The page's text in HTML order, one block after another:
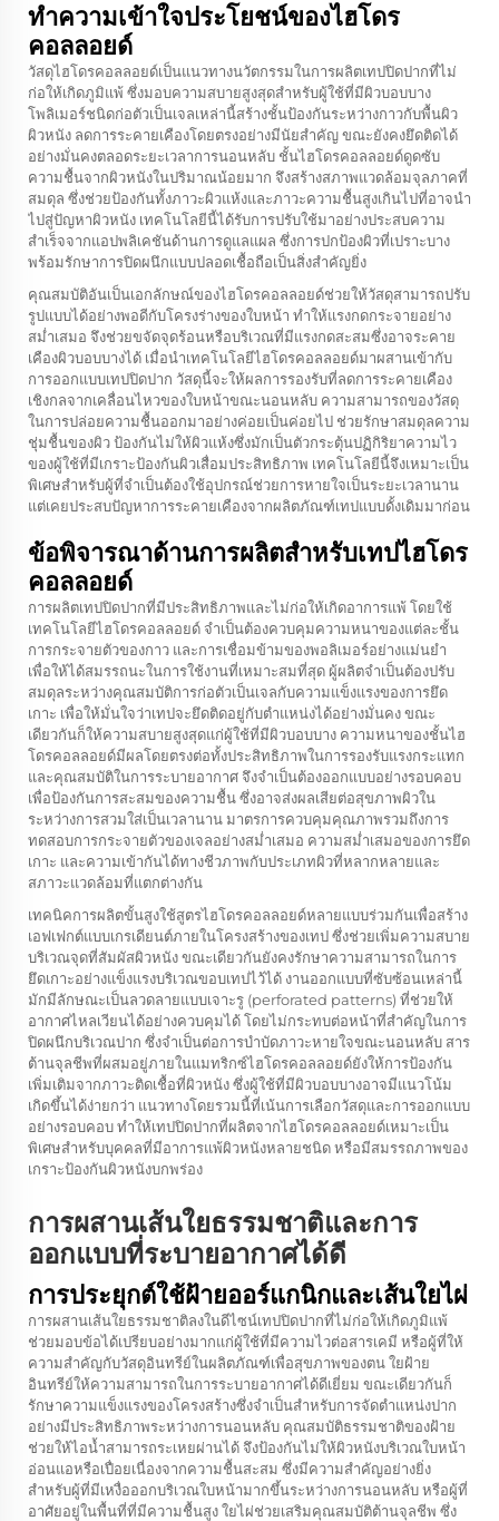
ทำความเข้าใจประโยชน์ของไฮโดร
คอลลอยด์
วัสดุไฮโดรคอลลอยด์เป็นแนวทางนวัตกรรมในการผลิตเทปปิดปากที่ไม่
ก่อให้เกิดภูมิแพ้ ซึ่งมอบความสบายสูงสุดสำหรับผู้ใช้ที่มีผิวบอบบาง
โพลิเมอร์ชนิดก่อตัวเป็นเจลเหล่านี้สร้างชั้นป้องกันระหว่างกาวกับพื้นผิว
ผิวหนัง ลดการระคายเคืองโดยตรงอย่างมีนัยสำคัญ ขณะยังคงยึดติดได้
อย่างมั่นคงตลอดระยะเวลาการนอนหลับ ชั้นไฮโดรคอลลอยด์ดูดซับ
ความชื้นจากผิวหนังในปริมาณน้อยมาก จึงสร้างสภาพแวดล้อมจุลภาคที่
สมดุล ซึ่งช่วยป้องกันทั้งภาวะผิวแห้งและภาวะความชื้นสูงเกินไปที่อาจนำ
ไปสู่ปัญหาผิวหนัง เทคโนโลยีนี้ได้รับการปรับใช้มาอย่างประสบความ
สำเร็จจากแอปพลิเคชันด้านการดูแลแผล ซึ่งการปกป้องผิวที่เปราะบาง
พร้อมรักษาการปิดผนึกแบบปลอดเชื้อถือเป็นสิ่งสำคัญยิ่ง
คุณสมบัติอันเป็นเอกลักษณ์ของไฮโดรคอลลอยด์ช่วยให้วัสดุสามารถปรับ
รูปแบบได้อย่างพอดีกับโครงร่างของใบหน้า ทำให้แรงกดกระจายอย่าง
สม่ำเสมอ จึงช่วยขจัดจุดร้อนหรือบริเวณที่มีแรงกดสะสมซึ่งอาจระคาย
เคืองผิวบอบบางได้ เมื่อนำเทคโนโลยีไฮโดรคอลลอยด์มาผสานเข้ากับ
การออกแบบเทปปิดปาก วัสดุนี้จะให้ผลการรองรับที่ลดการระคายเคือง
เชิงกลจากเคลื่อนไหวของใบหน้าขณะนอนหลับ ความสามารถของวัสดุ
ในการปล่อยความชื้นออกมาอย่างค่อยเป็นค่อยไป ช่วยรักษาสมดุลความ
ชุ่มชื้นของผิว ป้องกันไม่ให้ผิวแห้งซึ่งมักเป็นตัวกระตุ้นปฏิกิริยาความไว
ของผู้ใช้ที่มีเกราะป้องกันผิวเสื่อมประสิทธิภาพ เทคโนโลยีนี้จึงเหมาะเป็น
พิเศษสำหรับผู้ที่จำเป็นต้องใช้อุปกรณ์ช่วยการหายใจเป็นระยะเวลานาน
แต่เคยประสบปัญหาการระคายเคืองจากผลิตภัณฑ์เทปแบบดั้งเดิมมาก่อน
ข้อพิจารณาด้านการผลิตสำหรับเทปไฮโดร
คอลลอยด์
การผลิตเทปปิดปากที่มีประสิทธิภาพและไม่ก่อให้เกิดอาการแพ้ โดยใช้
เทคโนโลยีไฮโดรคอลลอยด์ จำเป็นต้องควบคุมความหนาของแต่ละชั้น
การกระจายตัวของกาว และการเชื่อมข้ามของพอลิเมอร์อย่างแม่นยำ
เพื่อให้ได้สมรรถนะในการใช้งานที่เหมาะสมที่สุด ผู้ผลิตจำเป็นต้องปรับ
สมดุลระหว่างคุณสมบัติการก่อตัวเป็นเจลกับความแข็งแรงของการยึด
เกาะ เพื่อให้มั่นใจว่าเทปจะยึดติดอยู่กับตำแหน่งได้อย่างมั่นคง ขณะ
เดียวกันก็ให้ความสบายสูงสุดแก่ผู้ใช้ที่มีผิวบอบบาง ความหนาของชั้นไฮ
โดรคอลลอยด์มีผลโดยตรงต่อทั้งประสิทธิภาพในการรองรับแรงกระแทก
และคุณสมบัติในการระบายอากาศ จึงจำเป็นต้องออกแบบอย่างรอบคอบ
เพื่อป้องกันการสะสมของความชื้น ซึ่งอาจส่งผลเสียต่อสุขภาพผิวใน
ระหว่างการสวมใส่เป็นเวลานาน มาตรการควบคุมคุณภาพรวมถึงการ
ทดสอบการกระจายตัวของเจลอย่างสม่ำเสมอ ความสม่ำเสมอของการยึด
เกาะ และความเข้ากันได้ทางชีวภาพกับประเภทผิวที่หลากหลายและ
สภาวะแวดล้อมที่แตกต่างกัน
เทคนิคการผลิตขั้นสูงใช้สูตรไฮโดรคอลลอยด์หลายแบบร่วมกันเพื่อสร้าง
เอฟเฟกต์แบบเกรเดียนต์ภายในโครงสร้างของเทป ซึ่งช่วยเพิ่มความสบาย
บริเวณจุดที่สัมผัสผิวหนัง ขณะเดียวกันยังคงรักษาความสามารถในการ
ยึดเกาะอย่างแข็งแรงบริเวณขอบเทปไว้ได้ งานออกแบบที่ซับซ้อนเหล่านี้
มักมีลักษณะเป็นลวดลายแบบเจาะรู (perforated patterns) ที่ช่วยให้
อากาศไหลเวียนได้อย่างควบคุมได้ โดยไม่กระทบต่อหน้าที่สำคัญในการ
ปิดผนึกบริเวณปาก ซึ่งจำเป็นต่อการบำบัดภาวะหายใจขณะนอนหลับ สาร
ต้านจุลชีพที่ผสมอยู่ภายในแมทริกซ์ไฮโดรคอลลอยด์ยังให้การป้องกัน
เพิ่มเติมจากภาวะติดเชื้อที่ผิวหนัง ซึ่งผู้ใช้ที่มีผิวบอบบางอาจมีแนวโน้ม
เกิดขึ้นได้ง่ายกว่า แนวทางโดยรวมนี้ที่เน้นการเลือกวัสดุและการออกแบบ
อย่างรอบคอบ ทำให้เทปปิดปากที่ผลิตจากไฮโดรคอลลอยด์เหมาะเป็น
พิเศษสำหรับบุคคลที่มีอาการแพ้ผิวหนังหลายชนิด หรือมีสมรรถภาพของ
เกราะป้องกันผิวหนังบกพร่อง
การผสานเส้นใยธรรมชาติและการ
ออกแบบที่ระบายอากาศได้ดี
การประยุกต์ใช้ฝ้ายออร์แกนิกและเส้นใยไผ่
การผสานเส้นใยธรรมชาติลงในดีไซน์เทปปิดปากที่ไม่ก่อให้เกิดภูมิแพ้
ช่วยมอบข้อได้เปรียบอย่างมากแก่ผู้ใช้ที่มีความไวต่อสารเคมี หรือผู้ที่ให้
ความสำคัญกับวัสดุอินทรีย์ในผลิตภัณฑ์เพื่อสุขภาพของตน ใยฝ้าย
อินทรีย์ให้ความสามารถในการระบายอากาศได้ดีเยี่ยม ขณะเดียวกันก็
รักษาความแข็งแรงของโครงสร้างซึ่งจำเป็นสำหรับการจัดตำแหน่งปาก
อย่างมีประสิทธิภาพระหว่างการนอนหลับ คุณสมบัติธรรมชาติของฝ้าย
ช่วยให้ไอน้ำสามารถระเหยผ่านได้ จึงป้องกันไม่ให้ผิวหนังบริเวณใบหน้า
อ่อนแอหรือเปื่อยเนื่องจากความชื้นสะสม ซึ่งมีความสำคัญอย่างยิ่ง
สำหรับผู้ที่มีเหงื่อออกบริเวณใบหน้ามากขึ้นระหว่างการนอนหลับ หรือผู้ที่
อาศัยอยู่ในพื้นที่ที่มีความชื้นสูง ใยไผ่ช่วยเสริมคุณสมบัติต้านจุลชีพ ซึ่ง